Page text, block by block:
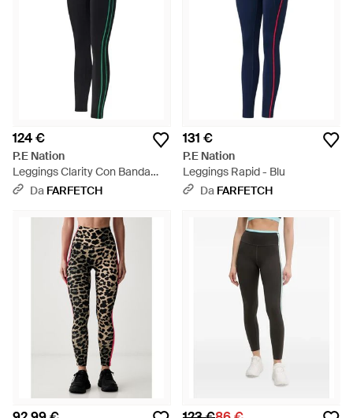
124 €
P.E Nation
Leggings Clarity Con Banda
Laterale - Nero
Da FARFETCH
131 €
P.E Nation
Leggings Rapid - Blu
Da FARFETCH